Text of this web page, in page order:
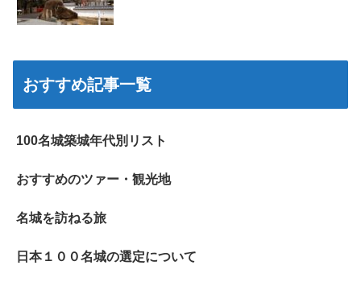
おすすめ記事一覧
100名城築城年代別リスト
おすすめのツァー・観光地
名城を訪ねる旅
日本１００名城の選定について